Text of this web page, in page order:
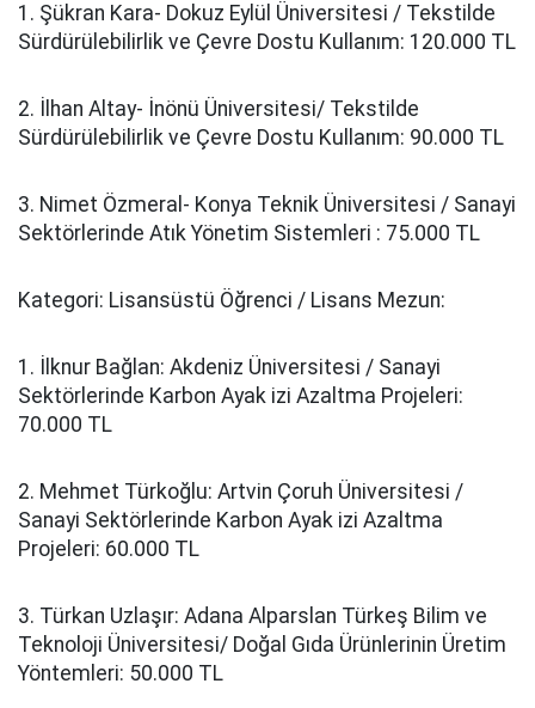
1. Şükran Kara- Dokuz Eylül Üniversitesi / Tekstilde
Sürdürülebilirlik ve Çevre Dostu Kullanım: 120.000 TL
2. İlhan Altay- İnönü Üniversitesi/ Tekstilde
Sürdürülebilirlik ve Çevre Dostu Kullanım: 90.000 TL
3. Nimet Özmeral- Konya Teknik Üniversitesi / Sanayi
Sektörlerinde Atık Yönetim Sistemleri : 75.000 TL
Kategori: Lisansüstü Öğrenci / Lisans Mezun:
1. İlknur Bağlan: Akdeniz Üniversitesi / Sanayi
Sektörlerinde Karbon Ayak izi Azaltma Projeleri:
70.000 TL
2. Mehmet Türkoğlu: Artvin Çoruh Üniversitesi /
Sanayi Sektörlerinde Karbon Ayak izi Azaltma
Projeleri: 60.000 TL
3. Türkan Uzlaşır: Adana Alparslan Türkeş Bilim ve
Teknoloji Üniversitesi/ Doğal Gıda Ürünlerinin Üretim
Yöntemleri: 50.000 TL